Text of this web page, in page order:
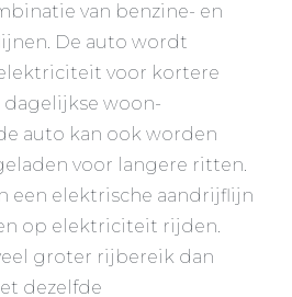
van benzine- en
De auto wordt
voor kortere
dagelijkse woon-
auto kan ook worden
voor langere ritten.
een elektrische aandrijflijn
op elektriciteit rijden.
groter rijbereik dan
dezelfde